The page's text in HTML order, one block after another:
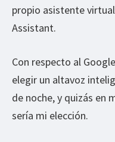
propio asistente
Assistant.
Con respecto al
elegir un altavoz
de noche, y quizás en
sería mi elección.